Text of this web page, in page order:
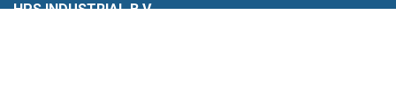
HPS INDUSTRIAL B.V.